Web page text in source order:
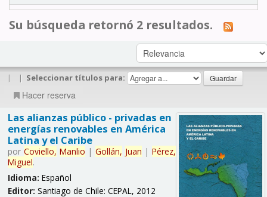
Su búsqueda retornó 2 resultados.
| | Seleccionar títulos para:
Hacer reserva
Las alianzas público - privadas en
energías renovables en América
Latina y el Caribe
por Coviello, Manlio | Gollán, Juan | Pérez,
Miguel.
Idioma: Español
Editor: Santiago de Chile: CEPAL, 2012